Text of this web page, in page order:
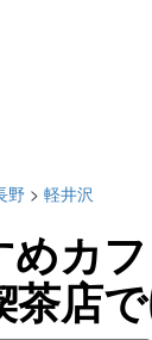
野 > 軽井沢
カ
茶店